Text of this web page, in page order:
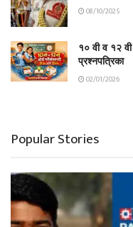
08/10/2025
१० वी व १२ वी
प्रश्नपत्रिका
02/01/2026
Popular Stories